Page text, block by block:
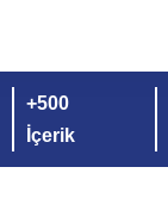
+500
İçerik